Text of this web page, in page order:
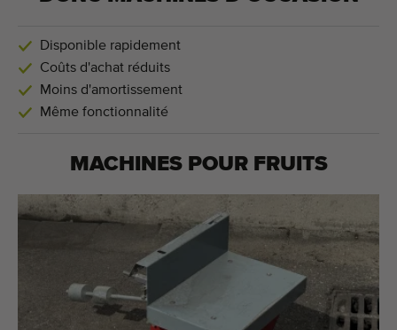
Disponible rapidement
Coûts d'achat réduits
Moins d'amortissement
Même fonctionnalité
MACHINES POUR FRUITS